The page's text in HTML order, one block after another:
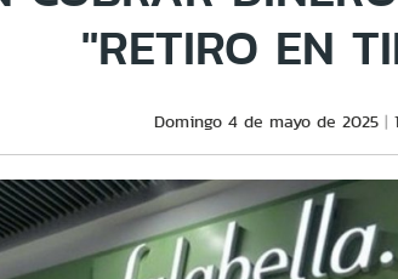
"RETIRO EN
Domingo 4 de mayo de 2025